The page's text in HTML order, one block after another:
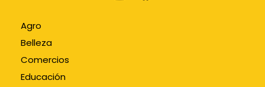
Agro
Belleza
Comercios
Educación